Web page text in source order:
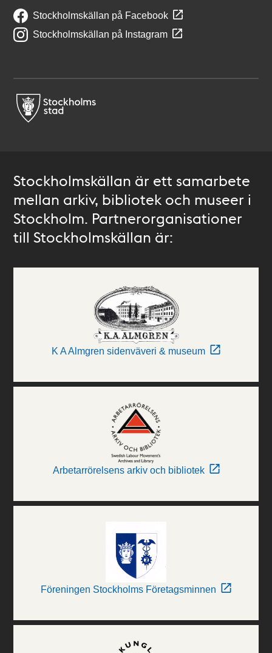
Stockholmskällan på Facebook
Stockholmskällan på Instagram
Stockholmskällan är ett samarbete
mellan arkiv, bibliotek och museer i
Stockholm. Partnerorganisationer
till Stockholmskällan är:
K A Almgren sidenväveri & museum
Arbetarrörelsens arkiv och bibliotek
Föreningen Stockholms Företagsminnen